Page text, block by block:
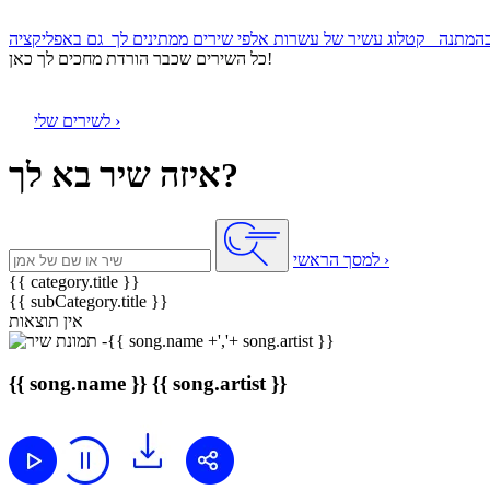
כל השירים שכבר הורדת מחכים לך כאן!
לשירים שלי ›
איזה שיר בא לך?
למסך הראשי ›
{{ category.title }}
{{ subCategory.title }}
אין תוצאות
{{ song.name }} {{ song.artist }}